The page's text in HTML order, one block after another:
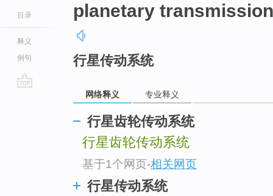
目录
释义
例句
planetary
行星传动系统
网络释义 专业释义
行星齿轮传动系统
行星齿轮传动系统
基于1个网页-相关网页
行星传动系统